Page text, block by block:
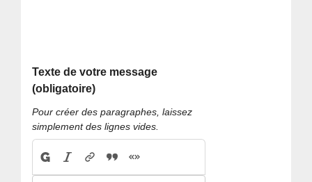
Texte de votre message
(obligatoire)
Pour créer des paragraphes, laissez
simplement des lignes vides.